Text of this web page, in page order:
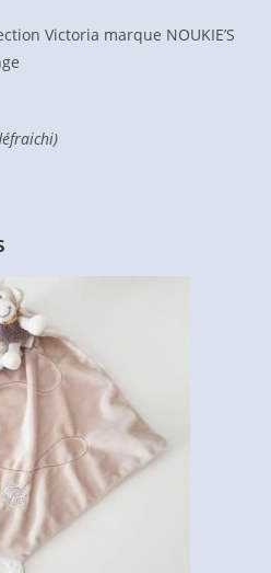
Victoria marque NOUKIE’S